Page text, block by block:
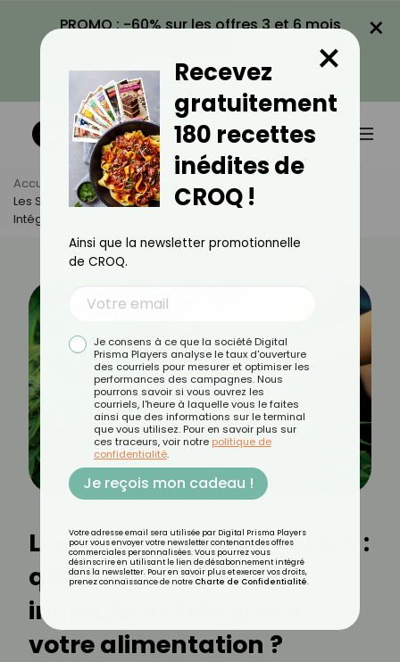
PROMO : -60% sur les offres 3 et 6 mois
VOIR LA PROMO
×
Accueil Actus
Astuces Culinaires
Les Superaliments De 2025 : Quels Nouveaux Ingrédients
Intégrer À Votre Alimentation ?
Les superaliments de 2025 :
quels nouveaux
ingrédients intégrer à
votre alimentation ?
Recevez
gratuitement
180 recettes
inédites de
CROQ !
×
Ainsi que la newsletter promotionnelle
de CROQ.
Je consens à ce que la société Digital
Prisma Players analyse le taux d'ouverture
des courriels pour mesurer et optimiser les
performances des campagnes. Nous
pourrons savoir si vous ouvrez les
courriels, l'heure à laquelle vous le faites
ainsi que des informations sur le terminal
que vous utilisez. Pour en savoir plus sur
ces traceurs, voir notre politique de
confidentialité.
Je reçois mon cadeau !
Votre adresse email sera utilisée par Digital Prisma Players
pour vous envoyer votre newsletter contenant des offres
commerciales personnalisées. Vous pourrez vous
désinscrire en utilisant le lien de désabonnement intégré
dans la newsletter. Pour en savoir plus et exercer vos droits,
prenez connaissance de notre Charte de Confidentialité.